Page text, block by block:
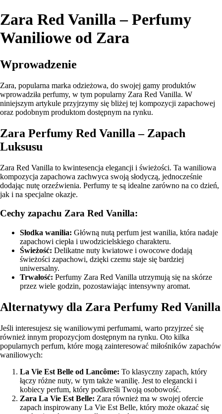
Zara Red Vanilla – Perfumy
Waniliowe od Zara
Wprowadzenie
Zara, popularna marka odzieżowa, do swojej gamy produktów
wprowadziła perfumy, w tym popularny Zara Red Vanilla. W
niniejszym artykule przyjrzymy się bliżej tej kompozycji zapachowej
oraz podobnym produktom dostępnym na rynku.
Zara Perfumy Red Vanilla – Zapach
Luksusu
Zara Red Vanilla to kwintesencja elegancji i świeżości. Ta waniliowa
kompozycja zapachowa zachwyca swoją słodyczą, jednocześnie
dodając nutę orzeźwienia. Perfumy te są idealne zarówno na co dzień,
jak i na specjalne okazje.
Cechy zapachu Zara Red Vanilla:
Słodka wanilia: Główną nutą perfum jest wanilia, która nadaje
zapachowi ciepła i uwodzicielskiego charakteru.
Świeżość: Delikatne nuty kwiatowe i owocowe dodają
świeżości zapachowi, dzięki czemu staje się bardziej
uniwersalny.
Trwałość: Perfumy Zara Red Vanilla utrzymują się na skórze
przez wiele godzin, pozostawiając intensywny aromat.
Alternatywy dla Zara Perfumy Red Vanilla
Jeśli interesujesz się waniliowymi perfumami, warto przyjrzeć się
również innym propozycjom dostępnym na rynku. Oto kilka
popularnych perfum, które mogą zainteresować miłośników zapachów
waniliowych:
La Vie Est Belle od Lancôme: To klasyczny zapach, który
łączy różne nuty, w tym także wanilię. Jest to elegancki i
kobiecy perfum, który podkreśli Twoją osobowość.
Zara La Vie Est Belle: Zara również ma w swojej ofercie
zapach inspirowany La Vie Est Belle, który może okazać się